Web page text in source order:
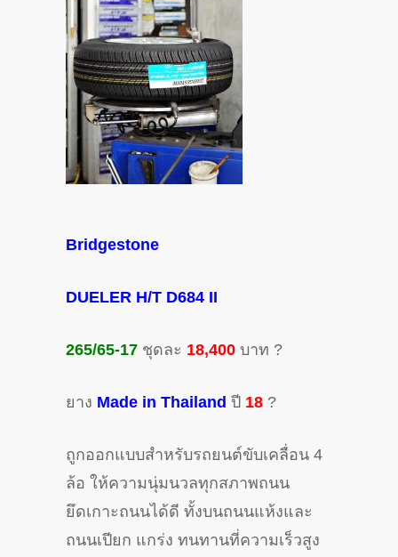
Bridgestone
DUELER H/T D684 II
265/65-17 ชุดละ 18,400 บาท ?
ยาง Made in Thailand ปี 18 ?
ถูกออกแบบสำหรับรถยนต์ขับเคลื่อน 4
ล้อ ให้ความนุ่มนวลทุกสภาพถนน
ยึดเกาะถนนได้ดี ทั้งบนถนนแห้งและ
ถนนเปียก แกร่ง ทนทานที่ความเร็วสูง